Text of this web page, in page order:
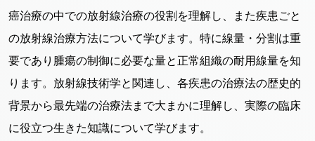
癌治療の中での放射線治療の役割を理解し、また疾患ごと
の放射線治療方法について学びます。特に線量・分割は重
要であり腫瘍の制御に必要な量と正常組織の耐用線量を知
ります。放射線技術学と関連し、各疾患の治療法の歴史的
背景から最先端の治療法まで大まかに理解し、実際の臨床
に役立つ生きた知識について学びます。